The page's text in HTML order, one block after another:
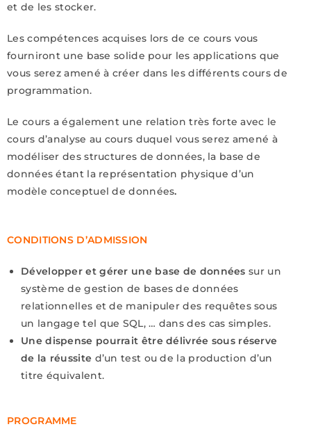
et de les stocker.
Les compétences acquises lors de ce cours vous
fourniront une base solide pour les applications que
vous serez amené à créer dans les différents cours de
programmation.
Le cours a également une relation très forte avec le
cours d’analyse au cours duquel vous serez amené à
modéliser des structures de données, la base de
données étant la représentation physique d’un
modèle conceptuel de données.
CONDITIONS D’ADMISSION
Développer et gérer une base de données sur un
système de gestion de bases de données
relationnelles et de manipuler des requêtes sous
un langage tel que SQL, … dans des cas simples.
Une dispense pourrait être délivrée sous réserve
de la réussite d’un test ou de la production d’un
titre équivalent.
PROGRAMME